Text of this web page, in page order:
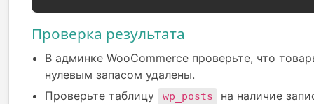
Проверка результата
В админке WooCommerce проверьте, что
нулевым запасом удалены.
Проверьте таблицу
wp_posts на наличие